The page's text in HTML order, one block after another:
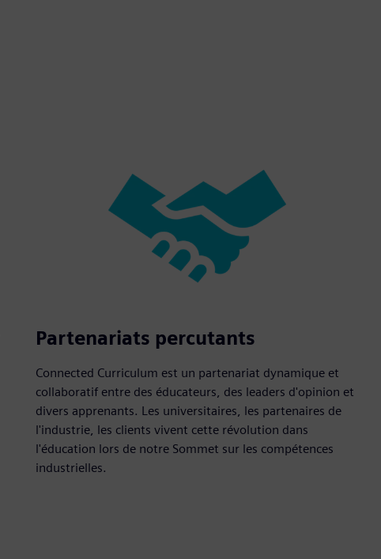
Partenariats percutants
Connected Curriculum est un partenariat dynamique et
collaboratif entre des éducateurs, des leaders d'opinion et
divers apprenants. Les universitaires, les partenaires de
l'industrie, les clients vivent cette révolution dans
l'éducation lors de notre Sommet sur les compétences
industrielles.